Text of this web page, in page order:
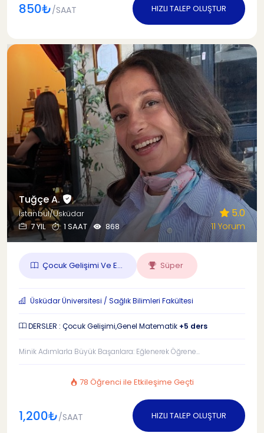
850₺/SAAT HIZLI TALEP OLUŞTUR
Tuğçe A.
İstanbul/Üsküdar
7 YIL
1 SAAT 868
5.0
11 Yorum
Çocuk Gelişimi Ve E... Süper
Üsküdar Üniversitesi / Sağlık Bilimleri Fakültesi
DERSLER : Çocuk Gelişimi,Genel Matematik +5 ders
Minik Adımlarla Büyük Başarılara: Eğlenerek Öğrene...
78 Öğrenci ile Etkileşime Geçti
1,200₺/SAAT HIZLI TALEP OLUŞTUR